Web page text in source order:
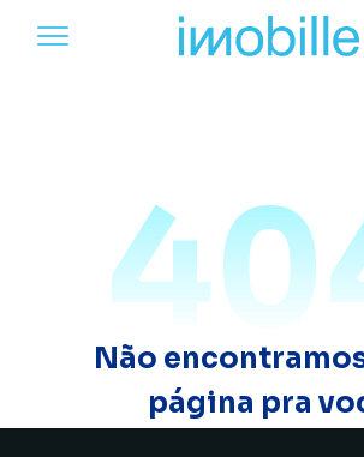
Não
página pra